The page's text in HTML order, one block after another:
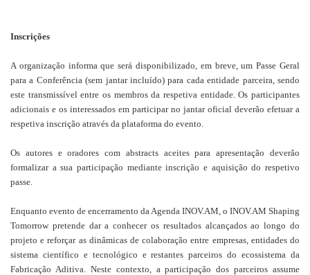
Inscrições
A organização informa que será disponibilizado, em breve, um Passe Geral
para a Conferência (sem jantar incluído) para cada entidade parceira, sendo
este transmissível entre os membros da respetiva entidade. Os participantes
adicionais e os interessados em participar no jantar oficial deverão efetuar a
respetiva inscrição através da plataforma do evento.
Os autores e oradores com abstracts aceites para apresentação deverão
formalizar a sua participação mediante inscrição e aquisição do respetivo
passe.
Enquanto evento de encerramento da Agenda INOV.AM, o INOV.AM Shaping
Tomorrow pretende dar a conhecer os resultados alcançados ao longo do
projeto e reforçar as dinâmicas de colaboração entre empresas, entidades do
sistema científico e tecnológico e restantes parceiros do ecossistema da
Fabricação Aditiva. Neste contexto, a participação dos parceiros assume